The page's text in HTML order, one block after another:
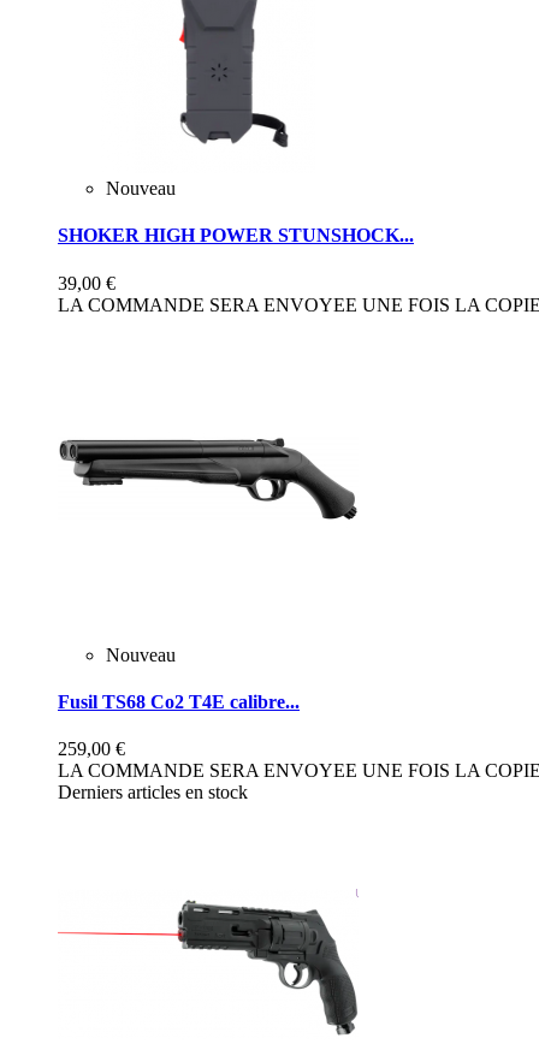
Nouveau
SHOKER HIGH POWER STUNSHOCK...
39,00 €
LA COMMANDE SERA ENVOYEE UNE FOIS LA
Nouveau
Fusil TS68 Co2 T4E calibre...
259,00 €
LA COMMANDE SERA ENVOYEE UNE FOIS LA
Derniers articles en stock